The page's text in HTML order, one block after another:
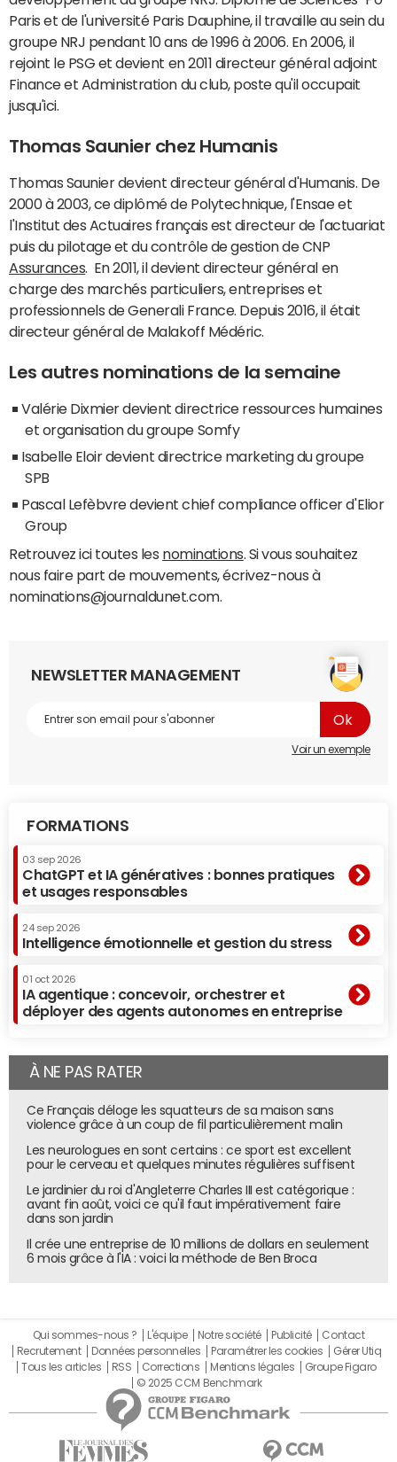
Paris et de l'université Paris Dauphine, il travaille au sein du
groupe NRJ pendant 10 ans de 1996 à 2006. En 2006, il
rejoint le PSG et devient en 2011 directeur général adjoint
Finance et Administration du club, poste qu'il occupait
jusqu'ici.
Thomas Saunier chez Humanis
Thomas Saunier devient directeur général d'Humanis. De
2000 à 2003, ce diplômé de Polytechnique, l'Ensae et
l'Institut des Actuaires français est directeur de l'actuariat
puis du pilotage et du contrôle de gestion de CNP
Assurances . En 2011, il devient directeur général en
charge des marchés particuliers, entreprises et
professionnels de Generali France. Depuis 2016, il était
directeur général de Malakoff Médéric.
Les autres nominations de la semaine
Valérie Dixmier devient directrice ressources humaines
et organisation du groupe Somfy
Isabelle Eloir devient directrice marketing du groupe
SPB
Pascal Lefèbvre devient chief compliance officer d'Elior
Group
Retrouvez ici toutes les nominations . Si vous souhaitez
nous faire part de mouvements, écrivez-nous à
nominations@journaldunet.com.
NEWSLETTER MANAGEMENT
Voir un exemple
FORMATIONS
03 sep 2026
ChatGPT et IA génératives : bonnes pratiques
et usages responsables
24 sep 2026
Intelligence émotionnelle et gestion du stress
01 oct 2026
IA agentique : concevoir, orchestrer et
déployer des agents autonomes en entreprise
À NE PAS RATER
Ce Français déloge les squatteurs de sa maison sans
violence grâce à un coup de fil particulièrement malin
Les neurologues en sont certains : ce sport est excellent
pour le cerveau et quelques minutes régulières suffisent
Le jardinier du roi d'Angleterre Charles III est catégorique :
avant fin août, voici ce qu'il faut impérativement faire
dans son jardin
Il crée une entreprise de 10 millions de dollars en seulement
6 mois grâce à l'IA : voici la méthode de Ben Broca
Qui sommes-nous ? L'équipe Notre société Publicité
Contact
Recrutement
Données personnelles Paramétrer les cookies
Gérer Utiq
Tous les articles
RSS Corrections Mentions légales
Groupe Figaro
© 2025 CCM Benchmark